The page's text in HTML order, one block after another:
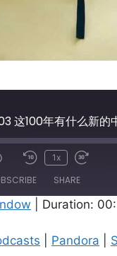
这100年有什么新的
1x
SHARE
Duration:
Pandora